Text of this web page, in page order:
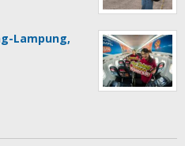
Lampung,